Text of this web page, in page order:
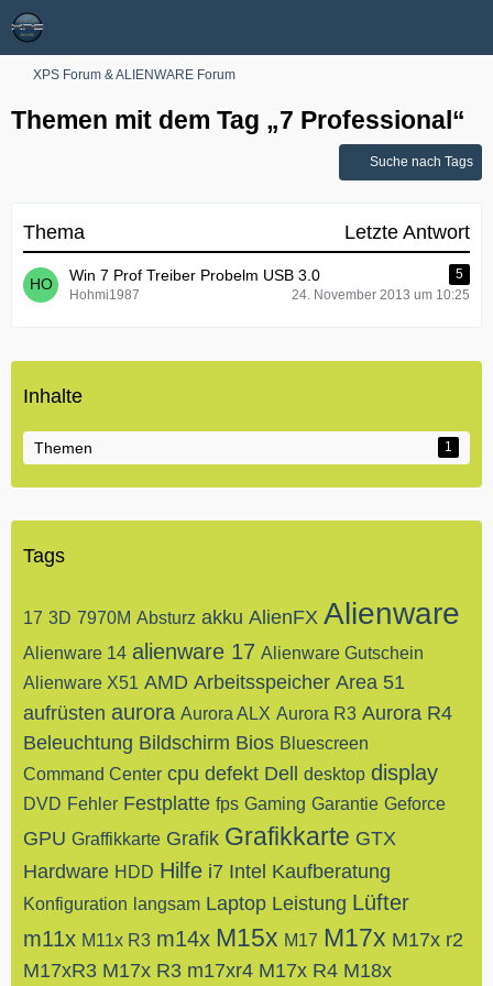
XPS Forum & ALIENWARE Forum
Themen mit dem Tag „7 Professional“
Suche nach Tags
Thema Letzte Antwort
Win 7 Prof Treiber Probelm USB 3.0
5
Hohmi1987
24. November 2013 um 10:25
Inhalte
Themen 1
Tags
17 3D 7970M Absturz akku AlienFX Alienware
Alienware 14 alienware 17 Alienware Gutschein
Alienware X51 AMD Arbeitsspeicher Area 51
aufrüsten aurora Aurora ALX Aurora R3 Aurora R4
Beleuchtung Bildschirm Bios Bluescreen
Command Center cpu defekt Dell desktop display
DVD Fehler Festplatte fps Gaming Garantie Geforce
GPU Graffikkarte Grafik Grafikkarte GTX
Hardware HDD Hilfe i7 Intel Kaufberatung
Konfiguration langsam Laptop Leistung Lüfter
m11x M11x R3 m14x M15x M17 M17x M17x r2
M17xR3 M17x R3 m17xr4 M17x R4 M18x